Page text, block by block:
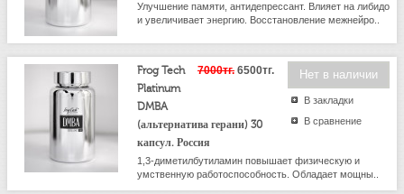
Улучшение памяти, антидепрессант. Влияет на либидо
и увеличивает энергию. Восстановление межнейро..
Нет в наличии
В закладки
В сравнение
7000тг. 6500тг.
Frog Tech
Platinum
DMBA
(альтернатива герани) 30
капсул. Россия
1,3-диметилбутиламин повышает физическую и
умственную работоспособность. Обладает мощны..